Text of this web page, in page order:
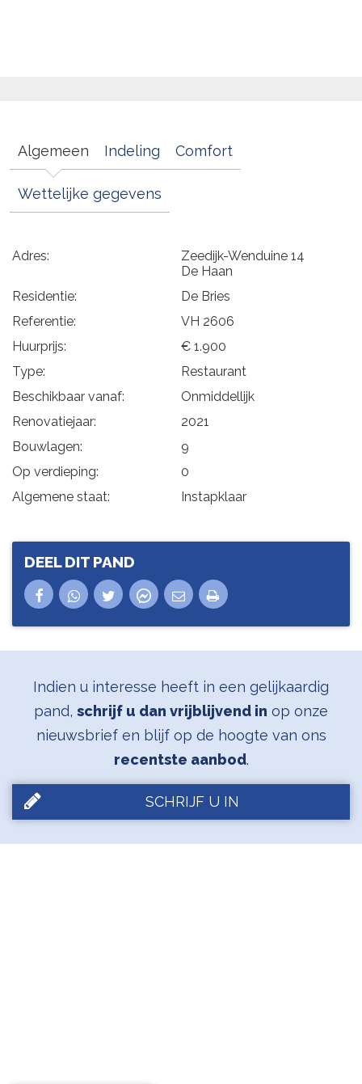
Algemeen Indeling Comfort
Wettelijke gegevens
Adres:
Zeedijk-Wenduine 14
De Haan
Residentie:
De Bries
Referentie:
VH 2606
Huurprijs:
€ 1.900
Type:
Restaurant
Beschikbaar vanaf:
Onmiddellijk
Renovatiejaar:
2021
Bouwlagen:
9
Op verdieping:
0
Algemene staat:
Instapklaar
DEEL DIT PAND
Indien u interesse heeft in een gelijkaardig
pand, schrijf u dan vrijblijvend in op onze
nieuwsbrief en blijf op de hoogte van ons
recentste aanbod.
SCHRIJF U IN